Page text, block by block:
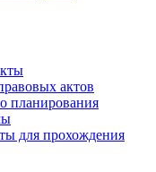
актов
планирования
для прохождения